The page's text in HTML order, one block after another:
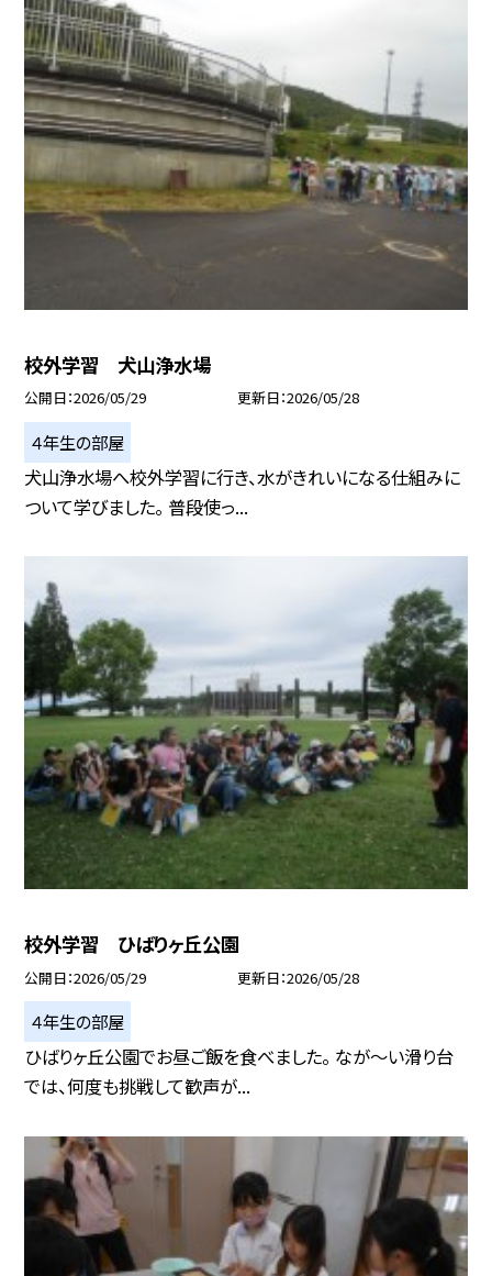
校外学習 犬山浄水場
公開日 2026/05/29 更新日 2026/05/28
４年生の部屋
犬山浄水場へ校外学習に行き、水がきれいになる仕組みに
ついて学びました。 普段使っ...
校外学習 ひばりヶ丘公園
公開日 2026/05/29 更新日 2026/05/28
４年生の部屋
ひばりヶ丘公園でお昼ご飯を食べました。 なが～い滑り台
では、何度も挑戦して歓声が...